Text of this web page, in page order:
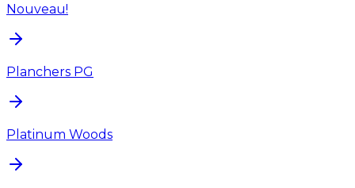
Nouveau!
Planchers PG
Platinum Woods